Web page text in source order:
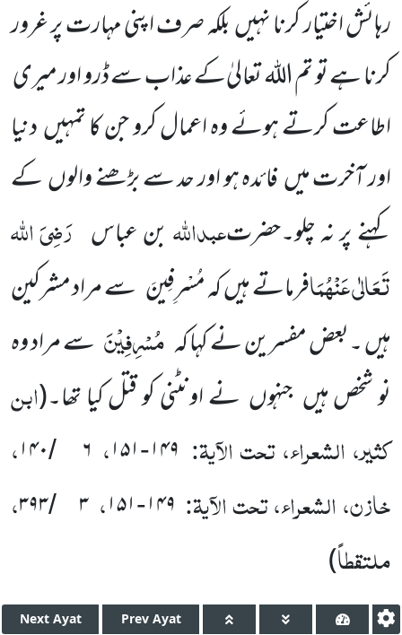
رہائش اختیار کرنا نہیں بلکہ صرف اپنی مہارت پر غرور
کرنا ہے تو تماللہتعالیٰکے عذاب سے ڈرو اور میری
اطاعت کرتے ہوئے وہ اعمال کرو جن کا تمہیں دنیا
اور آخرت میں فائدہ ہو اور حد سے بڑھنے والوں کے
کہنے پر نہ چلو۔حضرتعبداللہ بن عباس رَضِیَ اللہ
تَعَالٰی عَنْہُمَافرماتے ہیں کہمُسْرِفِینَ سے مراد مشرکین
ہیں ۔بعض مفسرین نے کہا کہ مُسْرِفِیۡنَ سے مراد وہ
نو شخص ہیں جنہوں نے اونٹنی کو قتل کیا تھا۔(ابن
کثیر، الشعراء، تحت الآیۃ: ۱۴۹-۱۵۱، ۶ /۱۴۰،
خازن، الشعراء، تحت الآیۃ: ۱۴۹-۱۵۱، ۳ /۳۹۳،
ملتقطاً)
Next Ayat Prev Ayat